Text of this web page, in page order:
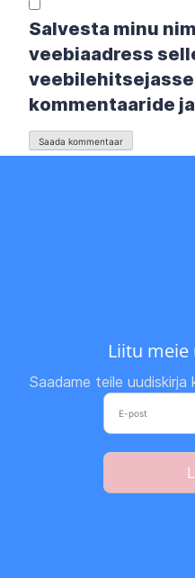
Salvesta minu
veebiaadress
kommentaaride
Liitu
Saadame teile